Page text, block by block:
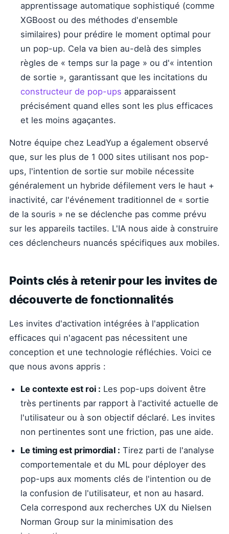
apprentissage automatique sophistiqué (comme
XGBoost ou des méthodes d'ensemble
similaires) pour prédire le moment optimal pour
un pop-up. Cela va bien au-delà des simples
règles de « temps sur la page » ou d'« intention
de sortie », garantissant que les incitations du
constructeur de pop-ups apparaissent
précisément quand elles sont les plus efficaces
et les moins agaçantes.
Notre équipe chez LeadYup a également observé
que, sur les plus de 1 000 sites utilisant nos pop-
ups, l'intention de sortie sur mobile nécessite
généralement un hybride défilement vers le haut +
inactivité, car l'événement traditionnel de « sortie
de la souris » ne se déclenche pas comme prévu
sur les appareils tactiles. L'IA nous aide à construire
ces déclencheurs nuancés spécifiques aux mobiles.
Points clés à retenir pour les invites de
découverte de fonctionnalités
Les invites d'activation intégrées à l'application
efficaces qui n'agacent pas nécessitent une
conception et une technologie réfléchies. Voici ce
que nous avons appris :
Le contexte est roi : Les pop-ups doivent être
très pertinents par rapport à l'activité actuelle de
l'utilisateur ou à son objectif déclaré. Les invites
non pertinentes sont une friction, pas une aide.
Le timing est primordial : Tirez parti de l'analyse
comportementale et du ML pour déployer des
pop-ups aux moments clés de l'intention ou de
la confusion de l'utilisateur, et non au hasard.
Cela correspond aux recherches UX du Nielsen
Norman Group sur la minimisation des